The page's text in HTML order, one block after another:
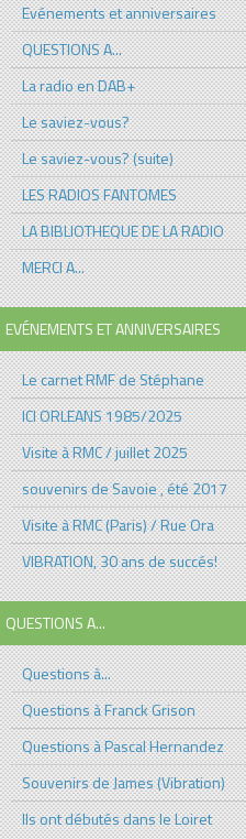
Evénements et anniversaires
QUESTIONS A...
La radio en DAB+
Le saviez-vous?
Le saviez-vous? (suite)
LES RADIOS FANTOMES
LA BIBLIOTHEQUE DE LA RADIO
MERCI A...
EVÉNEMENTS ET ANNIVERSAIRES
Le carnet RMF de Stéphane
ICI ORLEANS 1985/2025
Visite à RMC / juillet 2025
souvenirs de Savoie , été 2017
Visite à RMC (Paris) / Rue Ora
VIBRATION, 30 ans de succés!
QUESTIONS A...
Questions à...
Questions à Franck Grison
Questions à Pascal Hernandez
Souvenirs de James (Vibration)
Ils ont débutés dans le Loiret